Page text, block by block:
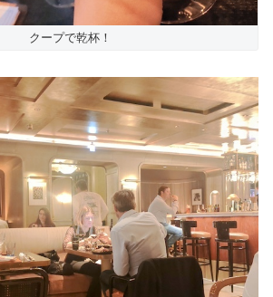
クープで乾杯！